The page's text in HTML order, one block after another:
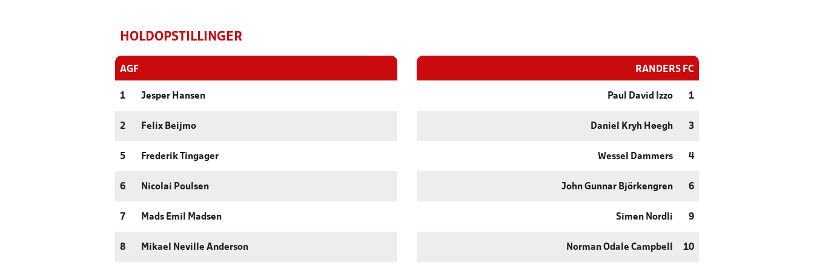
HOLDOPSTILLINGER
AGF
1 Jesper Hansen
2 Felix Beijmo
5 Frederik Tingager
6 Nicolai Poulsen
7 Mads Emil Madsen
8 Mikael Neville Anderson
RANDERS FC
Paul David Izzo 1
Daniel Kryh Høegh 3
Wessel Dammers 4
John Gunnar Björkengren 6
Simen Nordli 9
Norman Odale Campbell 10